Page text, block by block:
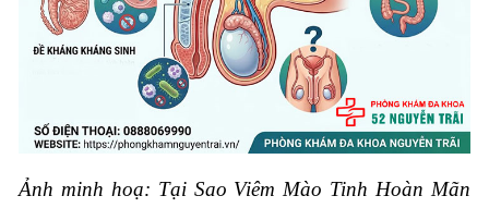
Ảnh minh hoạ: Tại Sao Viêm Mào Tinh Hoàn Mãn